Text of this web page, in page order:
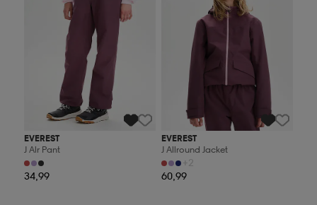
EVEREST
J Alr Pant
34,99
EVEREST
J Allround Jacket
+2
60,99